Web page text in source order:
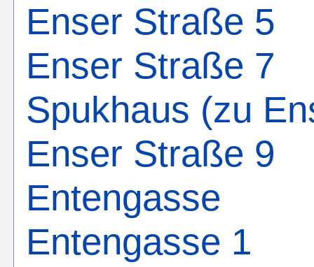
Enser Straße 5
Enser Straße 7
Spukhaus (zu
Enser Straße 9
Entengasse
Entengasse 1